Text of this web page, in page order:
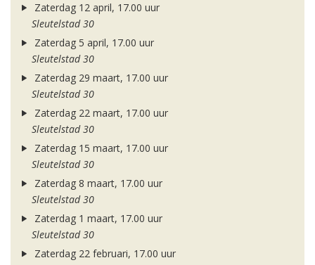
Zaterdag 12 april, 17.00 uur
Sleutelstad 30
Zaterdag 5 april, 17.00 uur
Sleutelstad 30
Zaterdag 29 maart, 17.00 uur
Sleutelstad 30
Zaterdag 22 maart, 17.00 uur
Sleutelstad 30
Zaterdag 15 maart, 17.00 uur
Sleutelstad 30
Zaterdag 8 maart, 17.00 uur
Sleutelstad 30
Zaterdag 1 maart, 17.00 uur
Sleutelstad 30
Zaterdag 22 februari, 17.00 uur